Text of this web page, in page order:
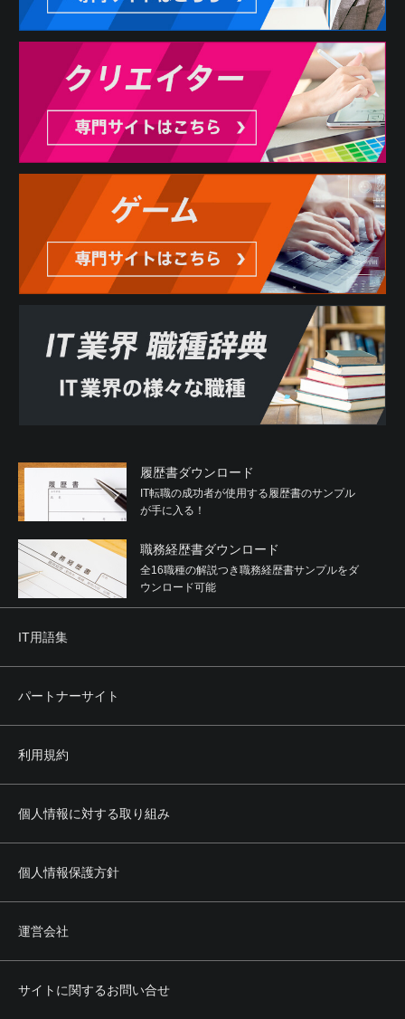
履歴書ダウンロード
IT転職の成功者が使用する履歴書のサンプル
が手に入る！
職務経歴書ダウンロード
全16職種の解説つき職務経歴書サンプルをダ
ウンロード可能
IT用語集
パートナーサイト
利用規約
個人情報に対する取り組み
個人情報保護方針
運営会社
サイトに関するお問い合せ